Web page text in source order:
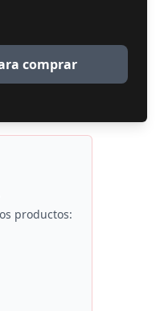
comprar
productos: